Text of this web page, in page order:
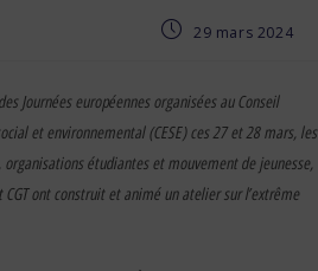
29 mars 2024
Journées européennes organisées au Conseil
et environnemental (CESE) ces 27 et 28 mars, les
organisations étudiantes et mouvement de jeunesse,
CGT ont construit et animé un atelier sur l’extrême